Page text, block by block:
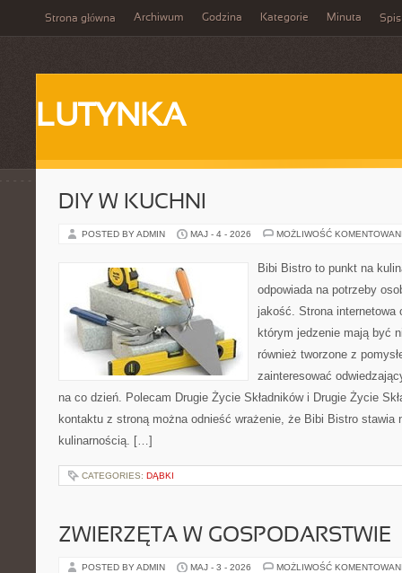
Strona główna Archiwum Godzina Kategorie Minuta Spis
LUTYNKA
DIY W KUCHNI
POSTED BY ADMIN MAJ - 4 - 2026 MOŻLIWOŚĆ
Bibi Bistro to punkt na
odpowiada na potrzeby
jakość. Strona internetowa
którym jedzenie mają być
również tworzone z
zainteresować
na co dzień. Polecam Drugie Życie Składników i Drugie Życie
kontaktu z stroną można odnieść wrażenie, że Bibi Bistro stawia
kulinarnością. […]
CATEGORIES: DĄBKI
ZWIERZĘTA W GOSPODARSTWIE
POSTED BY ADMIN MAJ - 3 - 2026 MOŻLIWOŚĆ